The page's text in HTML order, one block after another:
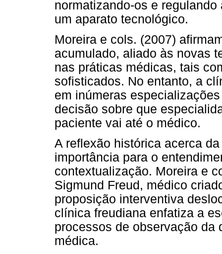
normatizando-os e
um aparato tecnológico.
Moreira e cols. (2007)
acumulado, aliado às novas
nas práticas médicas, tais
sofisticados. No entanto, a
em inúmeras
decisão sobre que
paciente vai até o médico.
A reflexão histórica acerca
importância para o
contextualização. Moreira e
Sigmund Freud, médico
proposição interventiva
clínica freudiana enfatiza a
processos de observação
médica.